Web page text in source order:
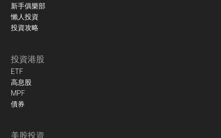
新手俱樂部
懶人投資
投資攻略
投資港股
ETF
高息股
MPF
債券
美股投資